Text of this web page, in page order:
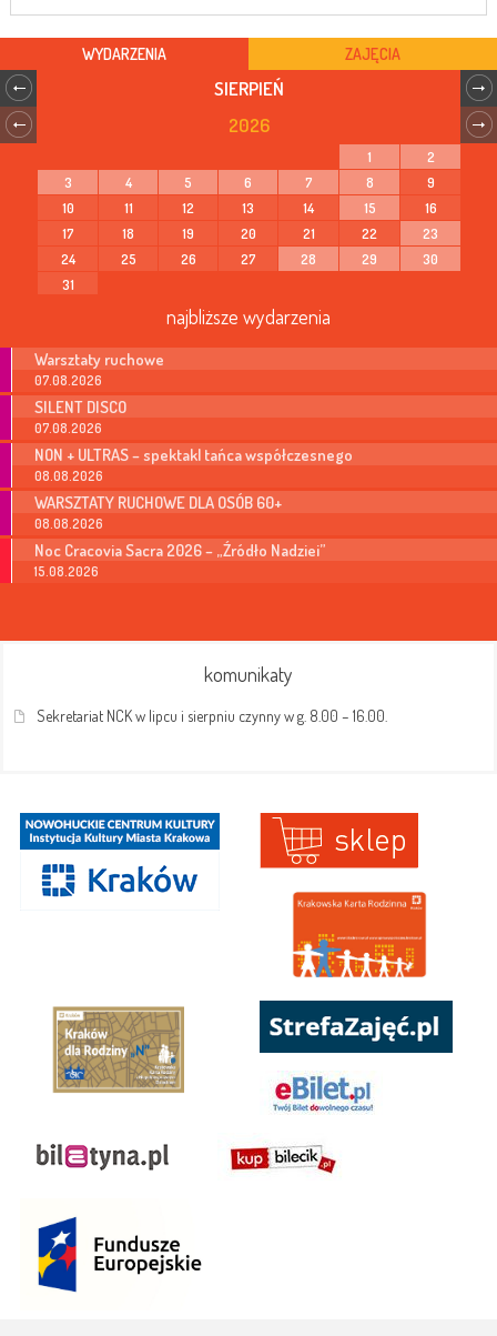
WYDARZENIA ZAJĘCIA
SIERPIEŃ
2026
1
2
3
4 5 6 7 8
9
10
11 12 13 14 15
16
17
18 19 20 21 22
23
24
25 26 27 28 29
30
31
najbliższe wydarzenia
Warsztaty ruchowe
07.08.2026
SILENT DISCO
07.08.2026
NON + ULTRAS – spektakl tańca współczesnego
08.08.2026
WARSZTATY RUCHOWE DLA OSÓB 60+
08.08.2026
Noc Cracovia Sacra 2026 – „Źródło Nadziei”
15.08.2026
komunikaty
Sekretariat NCK w lipcu i sierpniu czynny w g. 8.00 – 16.00.